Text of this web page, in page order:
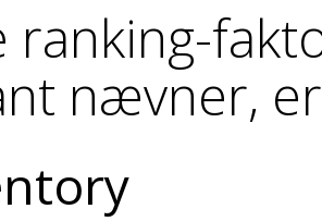
ranking-
nævner,